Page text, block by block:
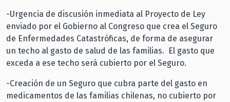
-Urgencia de discusión inmediata al Proyecto de Ley
enviado por el Gobierno al Congreso que crea el Seguro
de Enfermedades Catastróficas, de forma de asegurar
un techo al gasto de salud de las familias. El gasto que
exceda a ese techo será cubierto por el Seguro.
-Creación de un Seguro que cubra parte del gasto en
medicamentos de las familias chilenas, no cubierto por